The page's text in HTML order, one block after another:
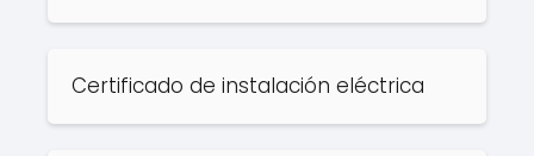
Certificado de instalación eléctrica